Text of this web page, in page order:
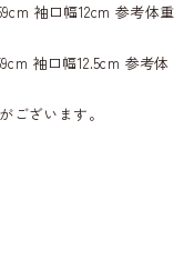
袖口幅12cm 参考体重
袖口幅12.5cm 参考体
ございます。